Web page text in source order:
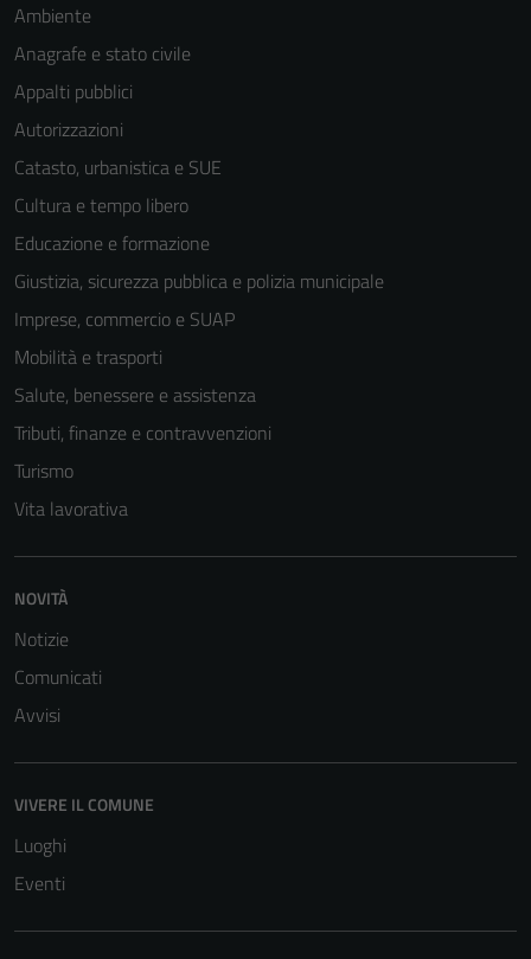
Ambiente
Anagrafe e stato civile
Appalti pubblici
Autorizzazioni
Catasto, urbanistica e SUE
Cultura e tempo libero
Educazione e formazione
Giustizia, sicurezza pubblica e polizia municipale
Imprese, commercio e SUAP
Mobilità e trasporti
Salute, benessere e assistenza
Tributi, finanze e contravvenzioni
Turismo
Vita lavorativa
NOVITÀ
Notizie
Comunicati
Avvisi
VIVERE IL COMUNE
Luoghi
Eventi